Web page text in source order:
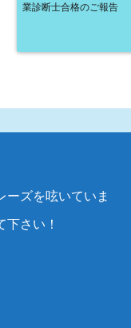
業診断士合格のご報告
ーズを呟いていま
さい！